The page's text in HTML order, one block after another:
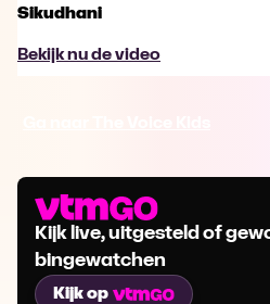
Sikudhani
Bekijk nu de video
Kijk live, uitgesteld of
bingewatchen
Kijk op